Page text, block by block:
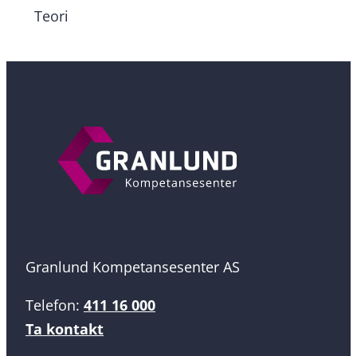
Teori
Granlund Kompetansesenter AS
Telefon: 411 16 000
Ta kontakt